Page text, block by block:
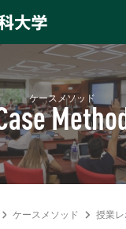
ケースメソッド
ケースメソッド 授業レ